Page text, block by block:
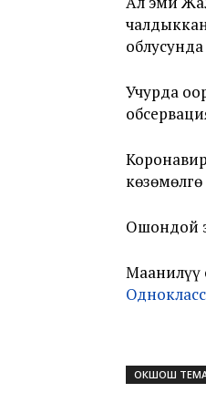
Учурда
Ошондой
Маанилүү
ОКШОШ